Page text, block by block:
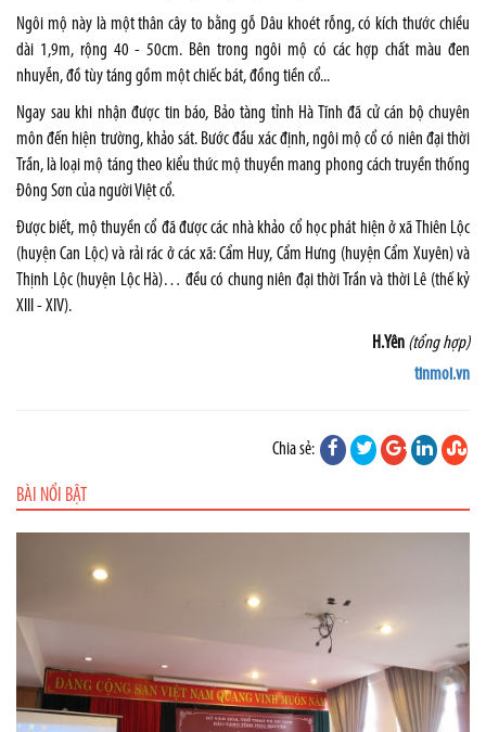
Ngôi mộ này là một thân cây to bằng gỗ Dâu khoét rỗng, có kích thước chiều
dài 1,9m, rộng 40 - 50cm. Bên trong ngôi mộ có các hợp chất màu đen
nhuyễn, đồ tùy táng gồm một chiếc bát, đồng tiền cổ...
Ngay sau khi nhận được tin báo, Bảo tàng tỉnh Hà Tĩnh đã cử cán bộ chuyên
môn đến hiện trường, khảo sát. Bước đầu xác định, ngôi mộ cổ có niên đại thời
Trần, là loại mộ táng theo kiểu thức mộ thuyền mang phong cách truyền thống
Đông Sơn của người Việt cổ.
Được biết, mộ thuyền cổ đã được các nhà khảo cổ học phát hiện ở xã Thiên Lộc
(huyện Can Lộc) và rải rác ở các xã: Cẩm Huy, Cẩm Hưng (huyện Cẩm Xuyên) và
Thịnh Lộc (huyện Lộc Hà)… đều có chung niên đại thời Trần và thời Lê (thế kỷ
XIII - XIV).
H.Yên (tổng hợp)
tinmoi.vn
Chia sẻ:
BÀI NỔI BẬT